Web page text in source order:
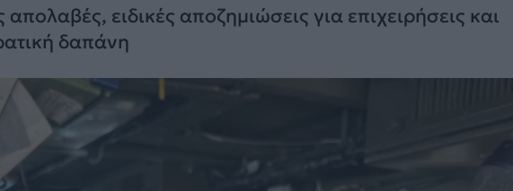
ειδικές αποζημιώσεις για επιχειρήσεις και
δαπάνη